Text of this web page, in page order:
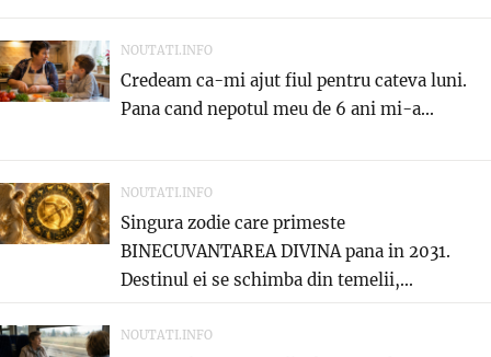
NOUTATI.INFO
Credeam ca-mi ajut fiul pentru cateva luni.
Pana cand nepotul meu de 6 ani mi-a...
NOUTATI.INFO
Singura zodie care primeste
BINECUVANTAREA DIVINA pana in 2031.
Destinul ei se schimba din temelii,...
NOUTATI.INFO